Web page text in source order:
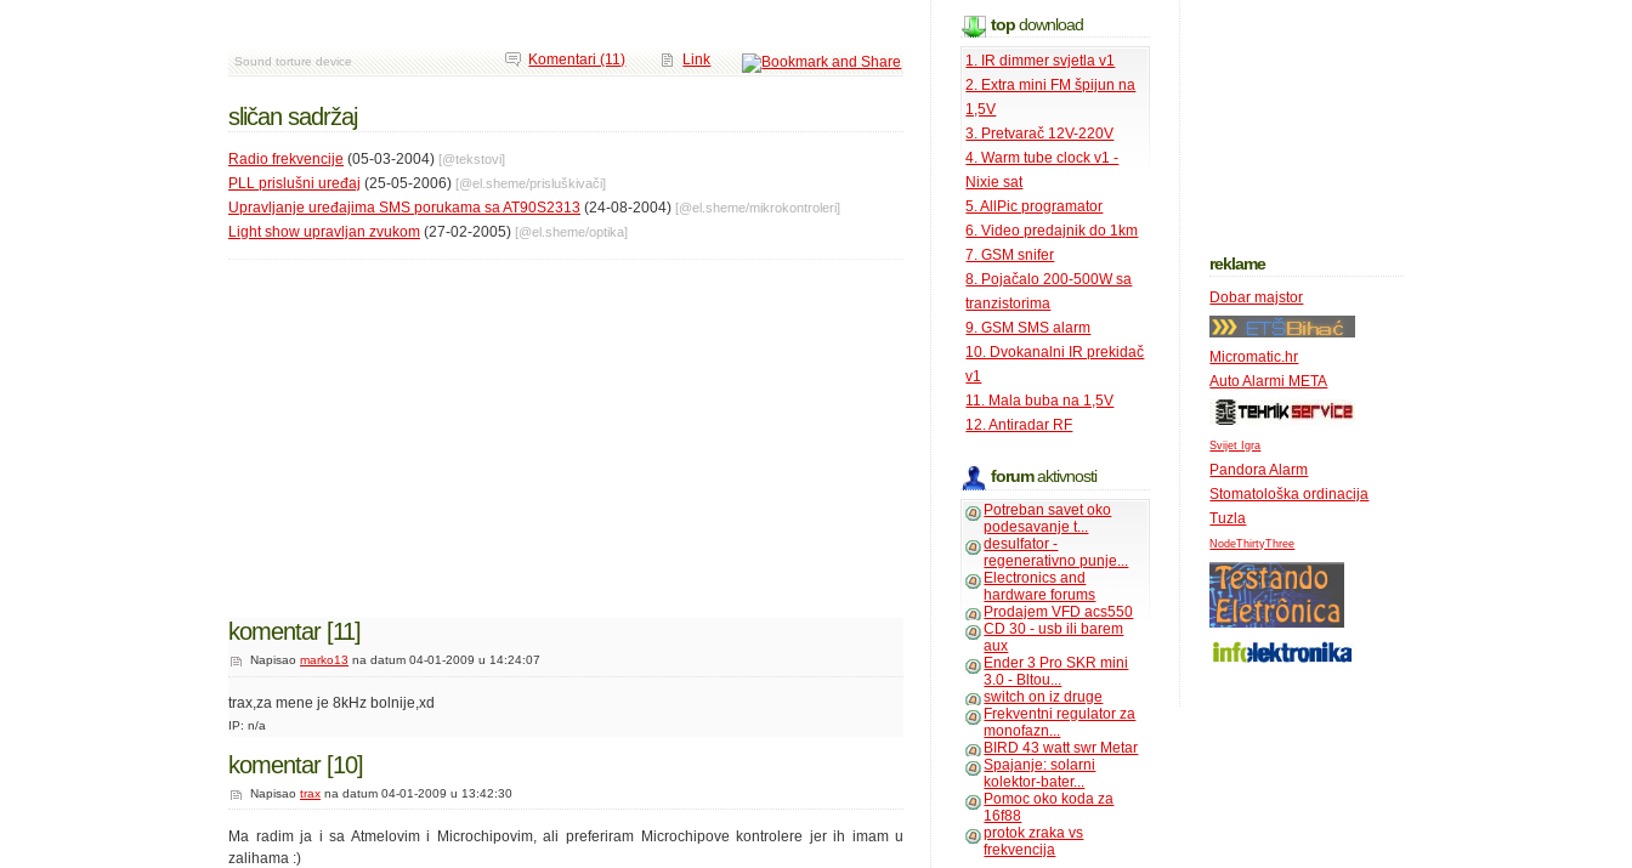
Sound torture device Link
Komentari (11)
sličan sadržaj
Radio frekvencije (05-03-2004) [@tekstovi]
PLL prislušni uređaj (25-05-2006) [@el.sheme/prisluškivači]
Upravljanje uređajima SMS porukama sa AT90S2313 (24-08-2004) [@el.sheme/mikrokontroleri]
Light show upravljan zvukom (27-02-2005) [@el.sheme/optika]
komentar [11]
Napisao marko13 na datum 04-01-2009 u 14:24:07
trax,za mene je 8kHz bolnije,xd
IP: n/a
komentar [10]
Napisao trax na datum 04-01-2009 u 13:42:30
Ma radim ja i sa Atmelovim i Microchipovim, ali preferiram Microchipove kontrolere jer ih imam u
zalihama :)
topdownload
1. IR dimmer svjetla v1
2. Extra mini FM špijun na
1,5V
3. Pretvarač 12V-220V
4. Warm tube clock v1 -
Nixie sat
5. AllPic programator
6. Video predajnik do 1km
7. GSM snifer
8. Pojačalo 200-500W sa
tranzistorima
9. GSM SMS alarm
10. Dvokanalni IR prekidač
v1
11. Mala buba na 1,5V
12. Antiradar RF
forumaktivnosti
Potreban savet oko
podesavanje t...
desulfator -
regenerativno punje...
Electronics and
hardware forums
Prodajem VFD acs550
CD 30 - usb ili barem
aux
Ender 3 Pro SKR mini
3.0 - Bltou...
switch on iz druge
Frekventni regulator za
monofazn...
BIRD 43 watt swr Metar
Spajanje: solarni
kolektor-bater...
Pomoc oko koda za
16f88
protok zraka vs
frekvencija
reklame
Dobar majstor
Micromatic.hr
Auto Alarmi META
Svijet Igra
Pandora Alarm
Stomatološka ordinacija
Tuzla
NodeThirtyThree